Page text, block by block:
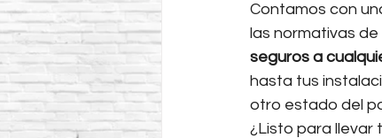
Contamos con
las normativas
seguros a
hasta tus
otro estado del
¿Listo para llevar